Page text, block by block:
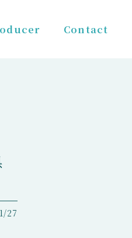
Contact
27